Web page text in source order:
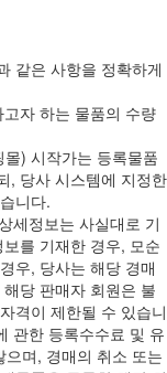
같은 사항을 정확하게
자 하는 물품의 수량
) 시작가는 등록물품
, 당사 시스템에 지정한
니다.
세정보는 사실대로 기
를 기재한 경우, 모순
우, 당사는 해당 경매
당 판매자 회원은 불
격이 제한될 수 있습니
관한 등록수수료 및 유
며, 경매의 취소 또는